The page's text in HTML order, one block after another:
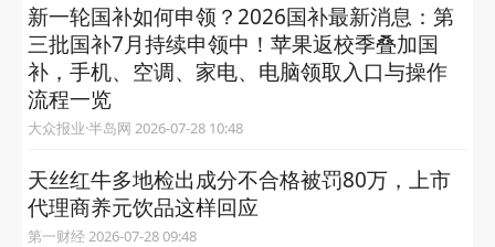
新一轮国补如何申领？2026国补最新消息：第
三批国补7月持续申领中！苹果返校季叠加国
补，手机、空调、家电、电脑领取入口与操作
流程一览
大众报业·半岛网 2026-07-28 10:48
天丝红牛多地检出成分不合格被罚80万，上市
代理商养元饮品这样回应
第一财经 2026-07-28 09:48